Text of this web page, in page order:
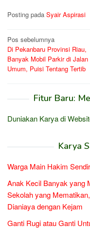
Posting pada Syair Aspirasi
Navigasi
pos
Pos sebelumnya
Di Pekanbaru Provinsi Riau,
Banyak Mobil Parkir di Jalan
Umum, Puisi Tentang Tertib
Fitur Baru:
Duniakan Karya di
Karya
Warga Main Hakim
Anak Kecil Banyak yang
Sekolah yang
Dianiaya dengan Kejam
Ganti Rugi atau Ganti